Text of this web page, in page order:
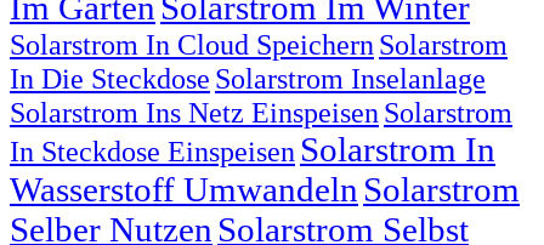
Solarstrom In Cloud Speichern Solarstrom
In Die Steckdose Solarstrom Inselanlage
Solarstrom Ins Netz Einspeisen Solarstrom
In Steckdose Einspeisen Solarstrom In
Wasserstoff Umwandeln Solarstrom
Selber Nutzen Solarstrom Selbst